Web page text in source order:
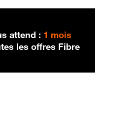
attend : 1 mois
les offres Fibre